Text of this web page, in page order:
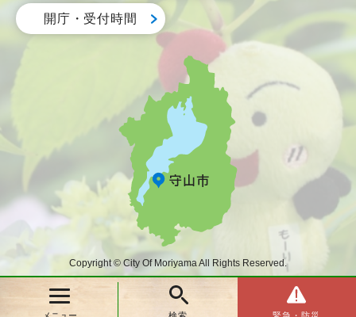
開庁・受付時間
Copyright © City Of Moriyama All Rights Reserved.